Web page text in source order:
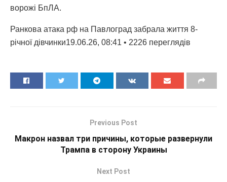
ворожі БпЛА.
Ранкова атака рф на Павлоград забрала життя 8-
річної дівчинки19.06.26, 08:41 • 2226 переглядiв
Previous Post
Макрон назвал три причины, которые развернули
Трампа в сторону Украины
Next Post